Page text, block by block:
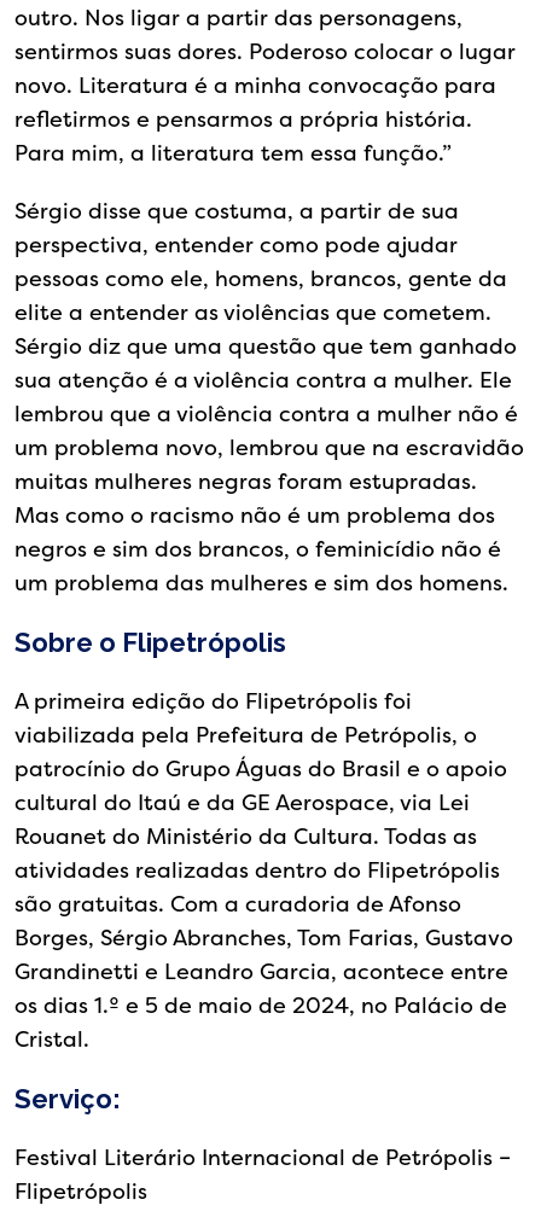
outro. Nos ligar a partir das personagens,
sentirmos suas dores. Poderoso colocar o lugar
novo. Literatura é a minha convocação para
refletirmos e pensarmos a própria história.
Para mim, a literatura tem essa função.”
Sérgio disse que costuma, a partir de sua
perspectiva, entender como pode ajudar
pessoas como ele, homens, brancos, gente da
elite a entender as violências que cometem.
Sérgio diz que uma questão que tem ganhado
sua atenção é a violência contra a mulher. Ele
lembrou que a violência contra a mulher não é
um problema novo, lembrou que na escravidão
muitas mulheres negras foram estupradas.
Mas como o racismo não é um problema dos
negros e sim dos brancos, o feminicídio não é
um problema das mulheres e sim dos homens.
Sobre o Flipetrópolis
A primeira edição do Flipetrópolis foi
viabilizada pela Prefeitura de Petrópolis, o
patrocínio do Grupo Águas do Brasil e o apoio
cultural do Itaú e da GE Aerospace, via Lei
Rouanet do Ministério da Cultura. Todas as
atividades realizadas dentro do Flipetrópolis
são gratuitas. Com a curadoria de Afonso
Borges, Sérgio Abranches, Tom Farias, Gustavo
Grandinetti e Leandro Garcia, acontece entre
os dias 1.º e 5 de maio de 2024, no Palácio de
Cristal.
Serviço:
Festival Literário Internacional de Petrópolis –
Flipetrópolis